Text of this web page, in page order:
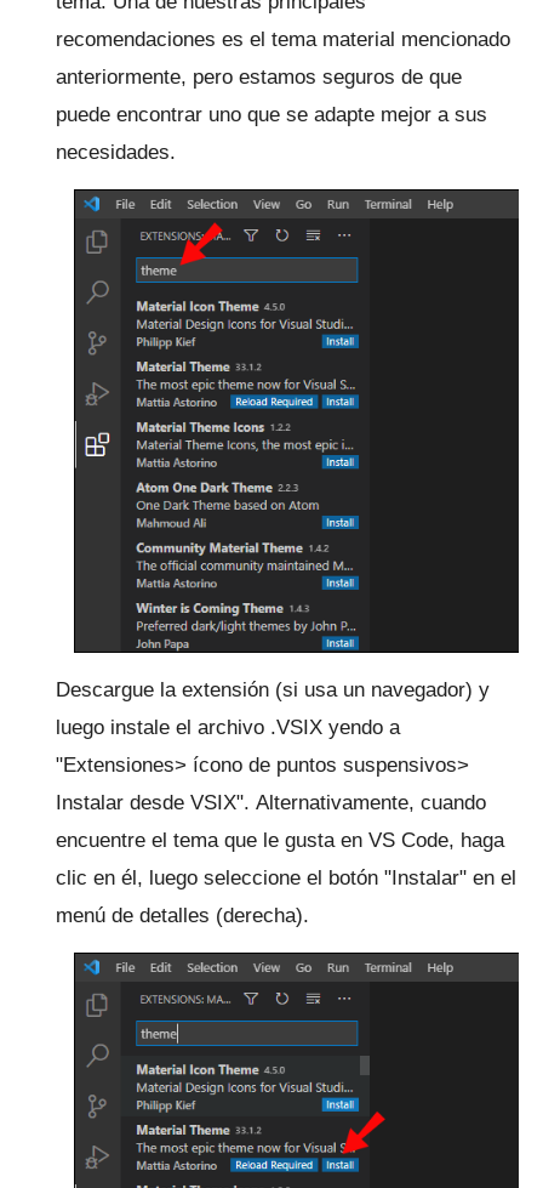
recomendaciones es el tema material mencionado
anteriormente, pero estamos seguros de que
puede encontrar uno que se adapte mejor a sus
necesidades.
Descargue la extensión (si usa un navegador) y
luego instale el archivo .VSIX yendo a
"Extensiones> ícono de puntos suspensivos>
Instalar desde VSIX". Alternativamente, cuando
encuentre el tema que le gusta en VS Code, haga
clic en él, luego seleccione el botón "Instalar" en el
menú de detalles (derecha).